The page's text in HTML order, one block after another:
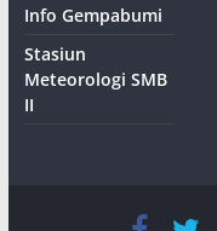
Info Gempabumi
Stasiun
Meteorologi SMB
II